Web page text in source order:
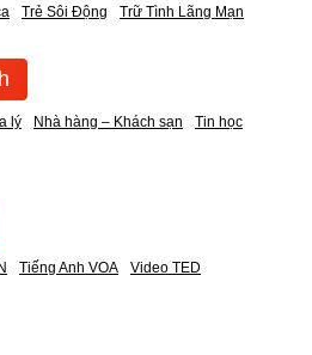
Trẻ Sôi Động Trữ Tình Lãng Mạn
lý Nhà hàng – Khách sạn Tin học
Tiếng Anh VOA Video TED